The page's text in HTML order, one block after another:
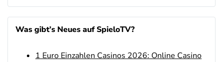
Was gibt’s Neues auf SpieloTV?
1 Euro Einzahlen Casinos 2026: Online Casino